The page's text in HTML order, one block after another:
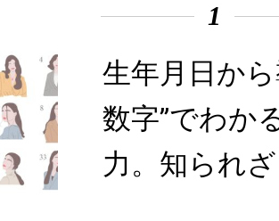
1
生年月日か
数字”でわか
力。知られ